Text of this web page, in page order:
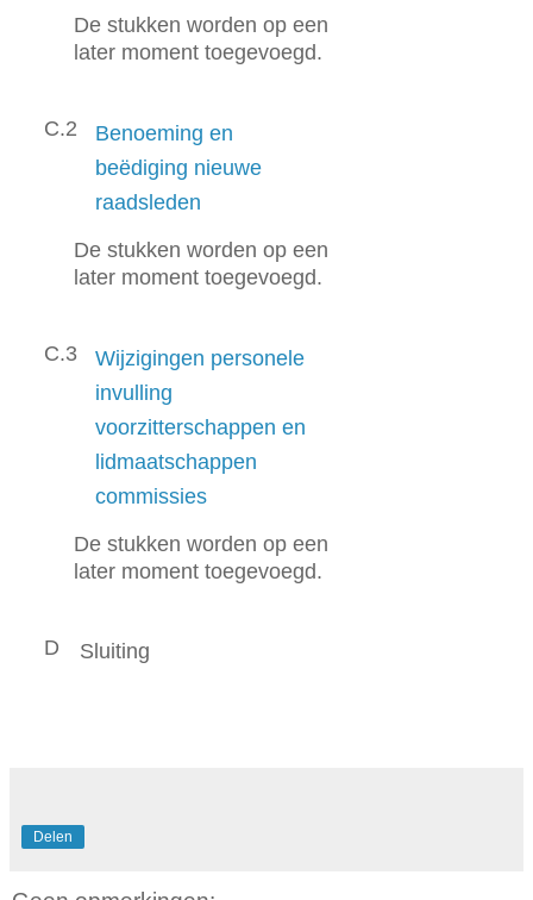
De stukken worden op een
later moment toegevoegd.
C.2
Benoeming en
beëdiging nieuwe
raadsleden
De stukken worden op een
later moment toegevoegd.
C.3
Wijzigingen personele
invulling
voorzitterschappen en
lidmaatschappen
commissies
De stukken worden op een
later moment toegevoegd.
D Sluiting
Delen